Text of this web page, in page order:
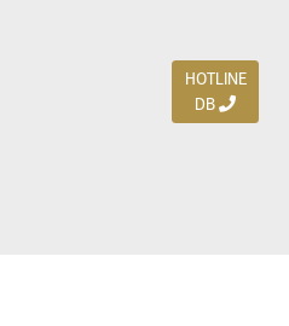
HOTLINE
DB